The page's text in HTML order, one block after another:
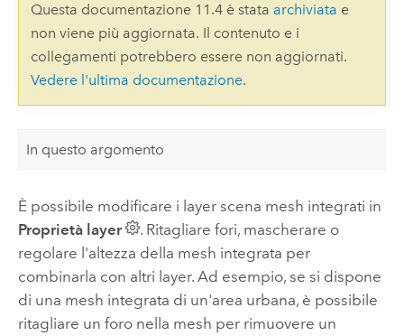
Questa documentazione 11.4 è stata archiviata e
non viene più aggiornata. Il contenuto e i
collegamenti potrebbero essere non aggiornati.
Vedere l'ultima documentazione.
In questo argomento
È possibile modificare i layer scena mesh integrati in
Proprietà layer
. Ritagliare fori, mascherare o
regolare l'altezza della mesh integrata per
combinarla con altri layer. Ad esempio, se si dispone
di una mesh integrata di un'area urbana, è possibile
ritagliare un foro nella mesh per rimuovere un